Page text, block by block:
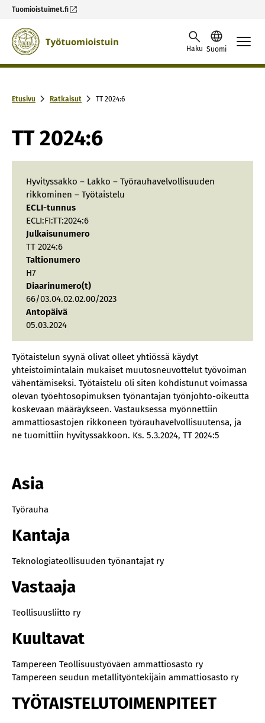
Tuomioistuimet.fi
Skip to content -saavutettavuusohje
Haku Suomi
Etusivu Ratkaisut TT 2024:6
TT 2024:6
Hyvityssakko – Lakko – Työrauhavelvollisuuden
rikkominen – Työtaistelu
ECLI-tunnus
ECLI:FI:TT:2024:6
Julkaisunumero
TT 2024:6
Taltionumero
H7
Diaarinumero(t)
66/03.04.02.02.00/2023
Antopäivä
05.03.2024
Työtaistelun syynä olivat olleet yhtiössä käydyt
yhteistoimintalain mukaiset muutosneuvottelut työvoiman
vähentämiseksi. Työtaistelu oli siten kohdistunut voimassa
olevan työehtosopimuksen työnantajan työnjohto-oikeutta
koskevaan määräykseen. Vastauksessa myönnettiin
ammattiosastojen rikkoneen työrauhavelvollisuutensa, ja
ne tuomittiin hyvityssakkoon. Ks. 5.3.2024, TT 2024:5
Asia
Työrauha
Kantaja
Teknologiateollisuuden työnantajat ry
Vastaaja
Teollisuusliitto ry
Kuultavat
Tampereen Teollisuustyöväen ammattiosasto ry
Tampereen seudun metallityöntekijäin ammattiosasto ry
TYÖTAISTELUTOIMENPITEET